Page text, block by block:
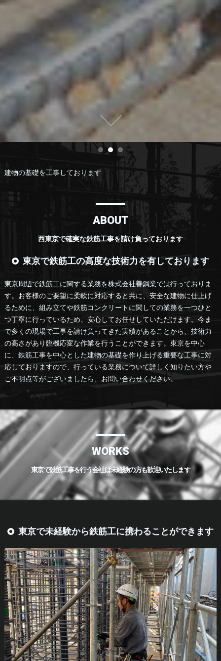
建物の基礎を工事しております
西東京で確実な鉄筋工事を請け負っております
ABOUT
東京で鉄筋工の高度な技術力を有しております
東京周辺で鉄筋工に関する業務を株式会社善鋼業では行っておりま
す。お客様のご要望に柔軟に対応すると共に、安全な建物に仕上げ
るために、組み立てや鉄筋コンクリートに関しての業務を一つひと
つ丁寧に行っているため、安心してお任せしていただけます。今ま
で多くの現場で工事を請け負ってきた実績があることから、技術力
の高さがあり臨機応変な作業を行うことができます。東京を中心
に、鉄筋工事を中心とした建物の基礎を作り上げる重要な工事に対
応しておりますので、行っている業務について詳しく知りたい方や
ご不明点等がございましたら、お問い合わせください。
東京で鉄筋工事を行う会社は未経験の方も歓迎いたします
WORKS
東京で未経験から鉄筋工に携わることができます